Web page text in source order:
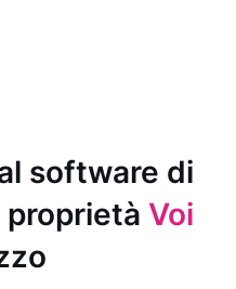
software di
Voi